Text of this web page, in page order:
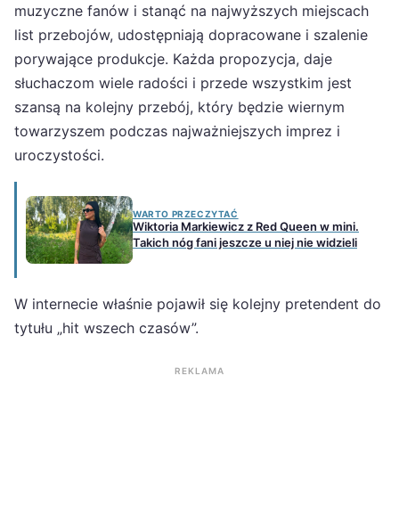
muzyczne fanów i stanąć na najwyższych miejscach
list przebojów, udostępniają dopracowane i szalenie
porywające produkcje. Każda propozycja, daje
słuchaczom wiele radości i przede wszystkim jest
szansą na kolejny przebój, który będzie wiernym
towarzyszem podczas najważniejszych imprez i
uroczystości.
WARTO PRZECZYTAĆ
Wiktoria Markiewicz z Red Queen w mini.
Takich nóg fani jeszcze u niej nie widzieli
W internecie właśnie pojawił się kolejny pretendent do
tytułu „hit wszech czasów”.
REKLAMA